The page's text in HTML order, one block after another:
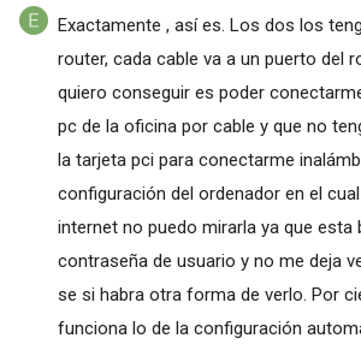
Exactamente , así es. Los dos los
router, cada cable va a un puerto del
quiero conseguir es poder
pc de la oficina por cable y que no
la tarjeta pci para conectarme
configuración del ordenador en el
internet no puedo mirarla ya que esta
contraseña de usuario y no me deja
se si habra otra forma de verlo. Por
funciona lo de la configuración